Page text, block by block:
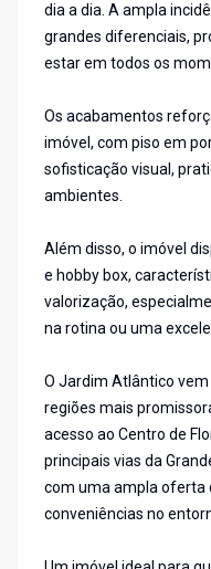
dia a dia. A ampla
grandes diferenciais,
estar em todos os
Os acabamentos
imóvel, com piso em
sofisticação visual,
ambientes.
Além disso, o imóvel
e hobby box,
valorização,
na rotina ou uma
O Jardim Atlântico
regiões mais
acesso ao Centro de
principais vias da
com uma ampla oferta
conveniências no